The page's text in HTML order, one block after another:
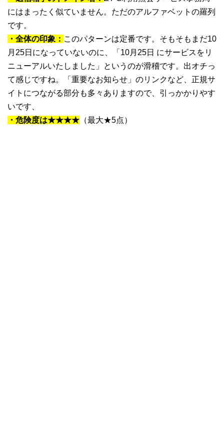
にはまったく似ていません。ただのアルファベットの羅列
です。
・全体の印象： このパターンは定番です。そもそもまだ10
月25日になっていないのに、「10月25日 にサービスをリ
ニューアルいたしました」というのが滑稽です。出オチっ
て感じですね。「重要なお知らせ」のリンクなど、正規サ
イトにつながる部分も多々ありますので、引っかかりやす
いです、
・危険度は★★★★ （最大★5点）